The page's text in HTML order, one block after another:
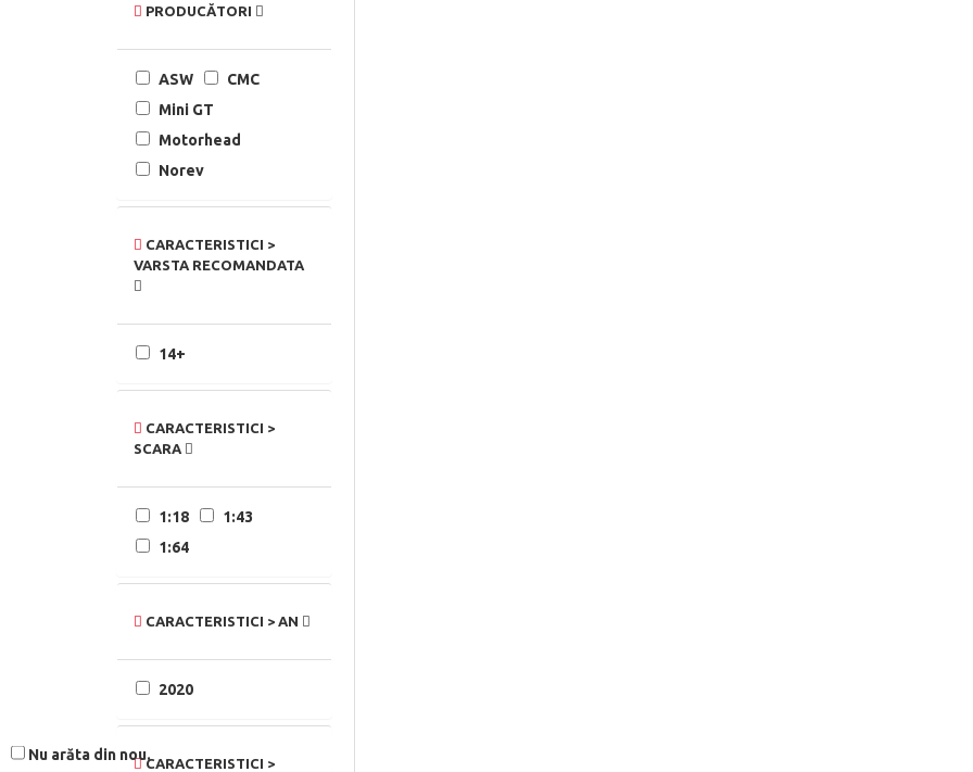
Nu arăta din nou.
PRODUCĂTORI
ASW
CMC
Mini GT
Motorhead
Norev
CARACTERISTICI >
VARSTA RECOMANDATA
14+
CARACTERISTICI >
SCARA
1:18
1:43
1:64
CARACTERISTICI > AN
2020
CARACTERISTICI >